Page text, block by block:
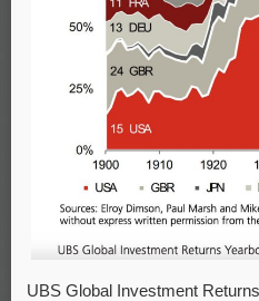
UBS Global Investment